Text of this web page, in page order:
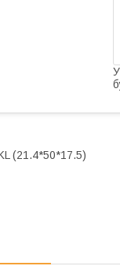
(21.4*50*17.5)